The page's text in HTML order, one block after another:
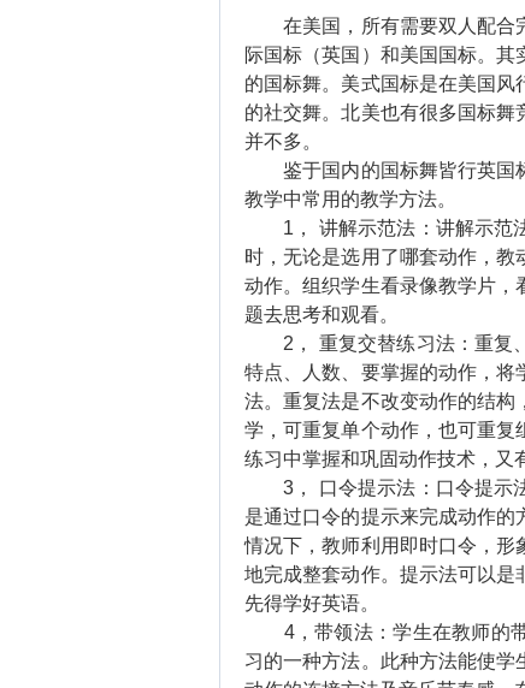
在美国，所有需要双人配合
际国标（英国）和美国国标。
的国标舞。美式国标是在美国
的社交舞。北美也有很多国标
并不多。
鉴于国内的国标舞皆行英国
教学中常用的教学方法。
1， 讲解示范法：讲解示范法
时，无论是选用了哪套动作，
动作。组织学生看录像教学片，
题去思考和观看。
2， 重复交替练习法：重复、
特点、人数、要掌握的动作，
法。重复法是不改变动作的结构
学，可重复单个动作，也可重复
练习中掌握和巩固动作技术，又
3， 口令提示法：口令提示法
是通过口令的提示来完成动作
情况下，教师利用即时口令，形
地完成整套动作。提示法可以
先得学好英语。
4，带领法：学生在教师的带
习的一种方法。此种方法能使